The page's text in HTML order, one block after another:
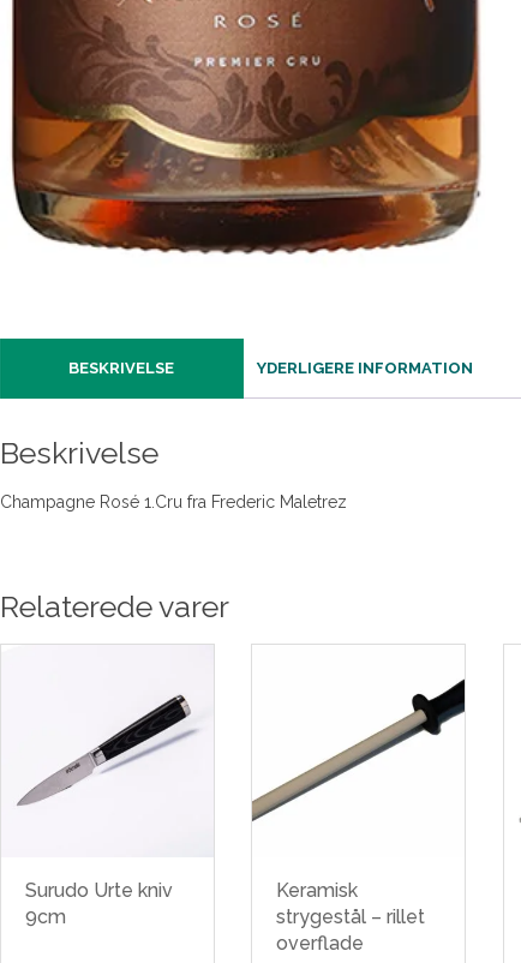
BESKRIVELSE YDERLIGERE INFORMATION
Beskrivelse
Champagne Rosé 1.Cru fra Frederic Maletrez
Relaterede varer
Surudo Urte kniv
9cm
Keramisk
strygestål – rillet
overflade